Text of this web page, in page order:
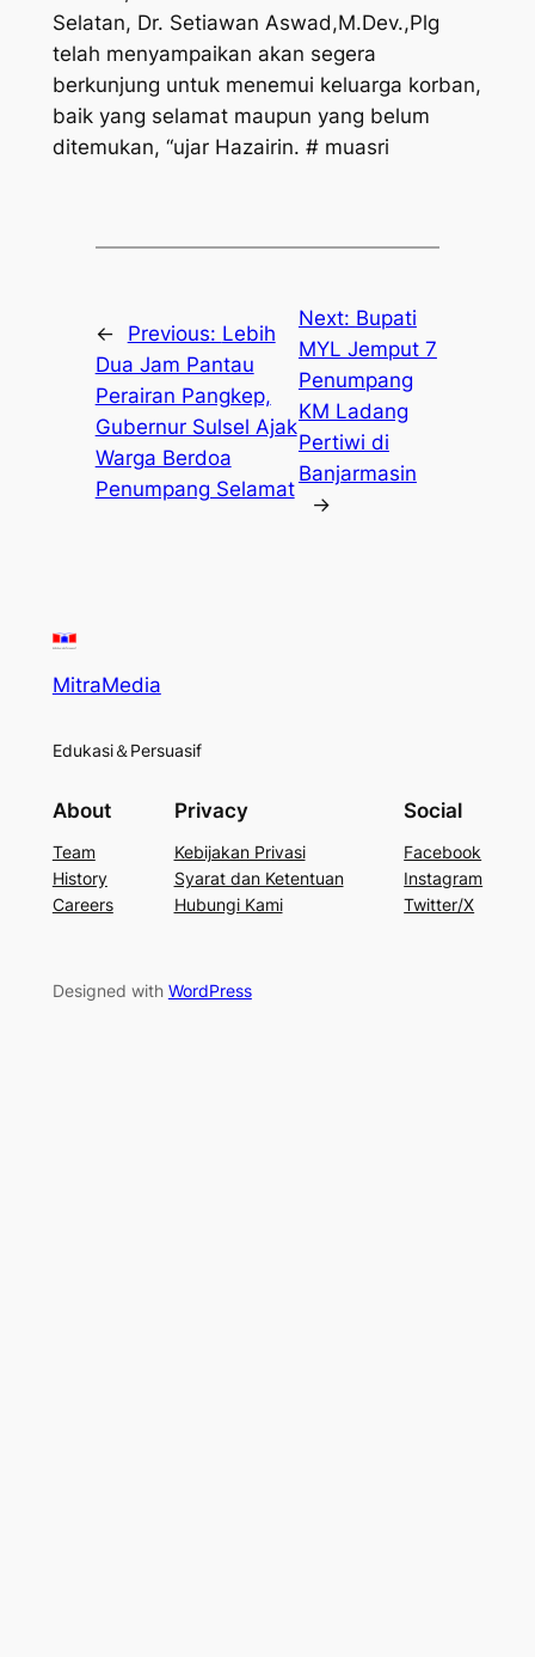
Selatan, Dr. Setiawan Aswad,M.Dev.,Plg
telah menyampaikan akan segera
berkunjung untuk menemui keluarga korban,
baik yang selamat maupun yang belum
ditemukan, “ujar Hazairin. # muasri
← Previous: Lebih
Dua Jam Pantau
Perairan Pangkep,
Gubernur Sulsel Ajak
Warga Berdoa
Penumpang Selamat
Next: Bupati
MYL Jemput 7
Penumpang
KM Ladang
Pertiwi di
Banjarmasin
→
MitraMedia
Edukasi＆Persuasif
About
Team
History
Careers
Privacy
Kebijakan Privasi
Syarat dan Ketentuan
Hubungi Kami
Social
Facebook
Instagram
Twitter/X
Designed with WordPress